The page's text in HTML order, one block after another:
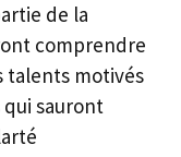
de la
comprendre
talents motivés
sauront